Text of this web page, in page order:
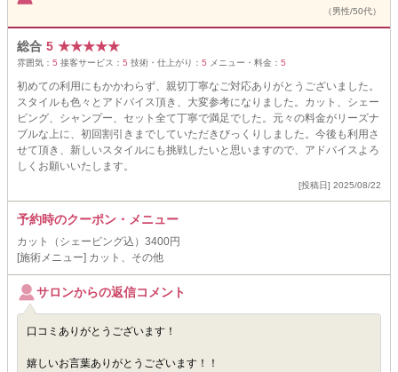
（男性/50代）
総合 5 ★★★★★
雰囲気： 5 接客サービス： 5 技術・仕上がり： 5 メニュー・料金： 5
初めての利用にもかかわらず、親切丁寧なご対応ありがとうございました。
スタイルも色々とアドバイス頂き、大変参考になりました。カット、シェー
ビング、シャンプー、セット全て丁寧で満足でした。元々の料金がリーズナ
ブルな上に、初回割引きまでしていただきびっくりしました。今後も利用さ
せて頂き、新しいスタイルにも挑戦したいと思いますので、アドバイスよろ
しくお願いいたします。
[投稿日] 2025/08/22
予約時のクーポン・メニュー
カット（シェービング込）3400円
[施術メニュー] カット、その他
サロンからの返信コメント
口コミありがとうございます！
嬉しいお言葉ありがとうございます！！